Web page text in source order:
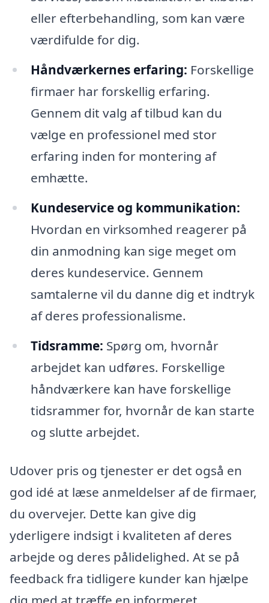
eller efterbehandling, som kan være
værdifulde for dig.
Håndværkernes erfaring: Forskellige
firmaer har forskellig erfaring.
Gennem dit valg af tilbud kan du
vælge en professionel med stor
erfaring inden for montering af
emhætte.
Kundeservice og kommunikation:
Hvordan en virksomhed reagerer på
din anmodning kan sige meget om
deres kundeservice. Gennem
samtalerne vil du danne dig et indtryk
af deres professionalisme.
Tidsramme: Spørg om, hvornår
arbejdet kan udføres. Forskellige
håndværkere kan have forskellige
tidsrammer for, hvornår de kan starte
og slutte arbejdet.
Udover pris og tjenester er det også en
god idé at læse anmeldelser af de firmaer,
du overvejer. Dette kan give dig
yderligere indsigt i kvaliteten af deres
arbejde og deres pålidelighed. At se på
feedback fra tidligere kunder kan hjælpe